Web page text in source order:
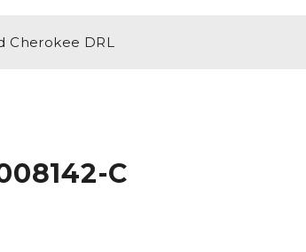
Cherokee DRL
C